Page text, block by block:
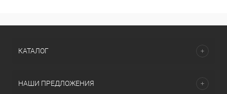
КАТАЛОГ
НАШИ ПРЕДЛОЖЕНИЯ